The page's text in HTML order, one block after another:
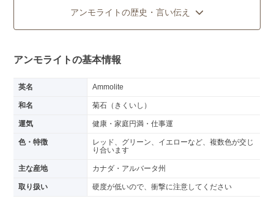
アンモライトの歴史・言い伝え
アンモライトの基本情報
英名 Ammolite
和名 菊石（きくいし）
運気 健康・家庭円満・仕事運
色・特徴
レッド、グリーン、イエローなど、複数色が交じ
り合います
主な産地 カナダ・アルバータ州
取り扱い 硬度が低いので、衝撃に注意してください